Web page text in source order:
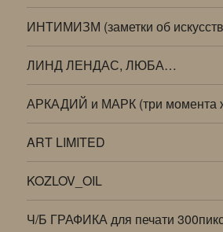
ИНТИМИЗМ (заметки об
ЛИНД ЛЕНДАС, ЛЮБА…
АРКАДИЙ и МАРК (три момента
ART LIMITED
KOZLOV_OIL
Ч/Б ГРАФИКА для печати